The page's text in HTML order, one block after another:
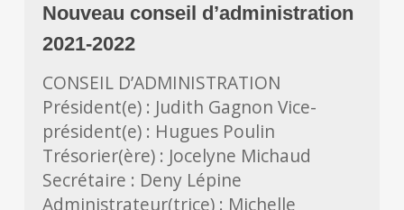
2021-
2022
Nouveau conseil d’administration
2021-2022
CONSEIL D’ADMINISTRATION
Président(e) : Judith Gagnon Vice-
président(e) : Hugues Poulin
Trésorier(ère) : Jocelyne Michaud
Secrétaire : Deny Lépine
Administrateur(trice) : Michelle